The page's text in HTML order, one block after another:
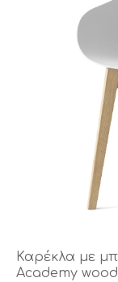
Καρέκλα με
Academy wood